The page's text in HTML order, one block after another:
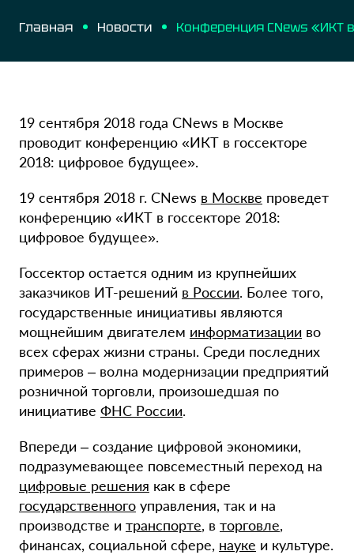
Главная Новости
19 сентября 2018 года CNews в Москве
проводит конференцию «ИКТ в госсекторе
2018: цифровое будущее».
19 сентября 2018 г. CNews в Москве проведет
конференцию «ИКТ в госсекторе 2018:
цифровое будущее».
Госсектор остается одним из крупнейших
заказчиков ИТ-решений в России. Более того,
государственные инициативы являются
мощнейшим двигателем информатизации во
всех сферах жизни страны. Среди последних
примеров – волна модернизации предприятий
розничной торговли, произошедшая по
инициативе ФНС России.
Впереди – создание цифровой экономики,
подразумевающее повсеместный переход на
цифровые решения как в сфере
государственного управления, так и на
производстве и транспорте, в торговле,
финансах, социальной сфере, науке и культуре.